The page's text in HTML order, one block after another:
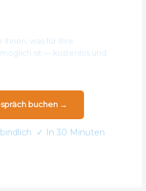
Ihnen, was für Ihre
ist — kostenlos und
buchen →
✓ In 30 Minuten